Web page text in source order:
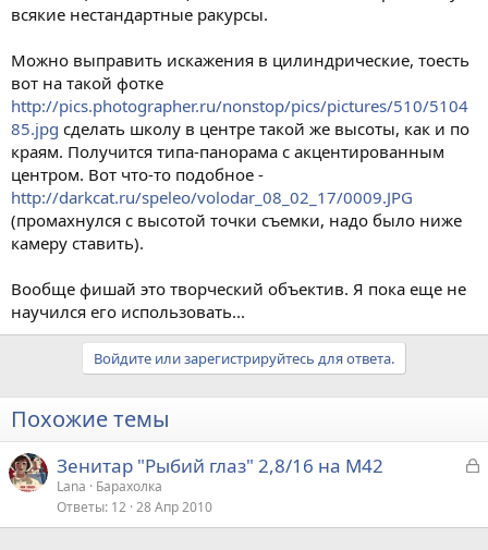
всякие нестандартные ракурсы.
Можно выправить искажения в цилиндрические, тоесть
вот на такой фотке
http://pics.photographer.ru/nonstop/pics/pictures/510/5104
85.jpg сделать школу в центре такой же высоты, как и по
краям. Получится типа-панорама с акцентированным
центром. Вот что-то подобное -
http://darkcat.ru/speleo/volodar_08_02_17/0009.JPG
(промахнулся с высотой точки съемки, надо было ниже
камеру ставить).
Вообще фишай это творческий объектив. Я пока еще не
научился его использовать...
Войдите или зарегистрируйтесь для ответа.
Похожие темы
З
р
Зенитар "Рыбий глаз" 2,8/16 на М42
Lana
Барахолка
Ответы 12 28 Апр 2010